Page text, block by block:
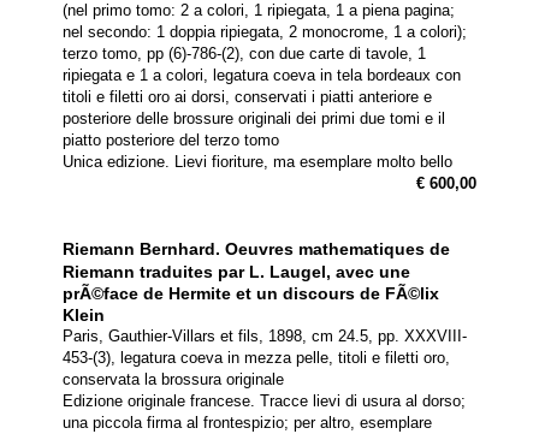
(nel primo tomo: 2 a colori, 1 ripiegata, 1 a piena pagina;
nel secondo: 1 doppia ripiegata, 2 monocrome, 1 a colori);
terzo tomo, pp (6)-786-(2), con due carte di tavole, 1
ripiegata e 1 a colori, legatura coeva in tela bordeaux con
titoli e filetti oro ai dorsi, conservati i piatti anteriore e
posteriore delle brossure originali dei primi due tomi e il
piatto posteriore del terzo tomo
Unica edizione. Lievi fioriture, ma esemplare molto bello
€ 600,00
Riemann Bernhard. Oeuvres mathematiques de
Riemann traduites par L. Laugel, avec une
prÃ©face de Hermite et un discours de FÃ©lix
Klein
Paris, Gauthier-Villars et fils, 1898, cm 24.5, pp. XXXVIII-
453-(3), legatura coeva in mezza pelle, titoli e filetti oro,
conservata la brossura originale
Edizione originale francese. Tracce lievi di usura al dorso;
una piccola firma al frontespizio; per altro, esemplare